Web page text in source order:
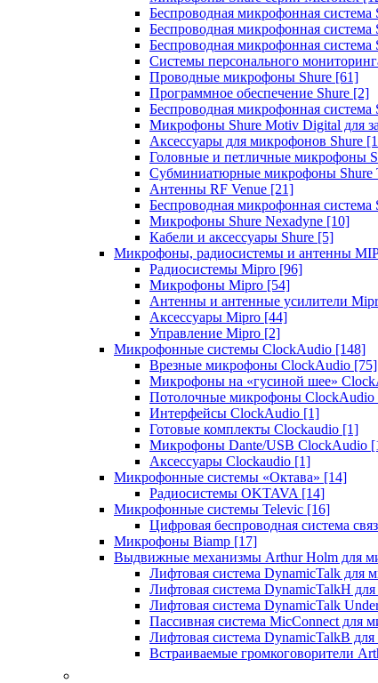
Беспроводная микрофонная
Беспроводная микрофонная
Беспроводная микрофонная система
Системы персонального
Проводные микрофоны Shure [61]
Программное обеспечение Shure [2]
Беспроводная микрофонная система
Микрофоны Shure Motiv Digital для
Аксессуары для микрофонов Shure
Головные и петличные микрофоны
Субминиатюрные микрофоны Shure
Антенны RF Venue [21]
Беспроводная микрофонная
Микрофоны Shure Nexadyne [10]
Кабели и аксессуары Shure [5]
Микрофоны, радиосистемы и антенны
Радиосистемы Mipro [96]
Микрофоны Mipro [54]
Антенны и антенные усилители
Аксессуары Mipro [44]
Управление Mipro [2]
Микрофонные системы ClockAudio [148]
Врезные микрофоны ClockAudio [75]
Микрофоны на «гусиной шее»
Потолочные микрофоны ClockAudio
Интерфейсы ClockAudio [1]
Готовые комплекты Clockaudio [1]
Микрофоны Dante/USB ClockAudio
Аксессуары Clockaudio [1]
Микрофонные системы «Октава» [14]
Радиосистемы OKTAVA [14]
Микрофонные системы Televic [16]
Цифровая беспроводная система
Микрофоны Biamp [17]
Выдвижные механизмы Arthur Holm для
Лифтовая система DynamicTalk для
Лифтовая система DynamicTalkH
Лифтовая система DynamicTalk
Пассивная система MicConnect для
Лифтовая система DynamicTalkB
Встраиваемые громкоговорители